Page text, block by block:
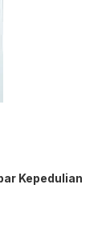
Kepedulian